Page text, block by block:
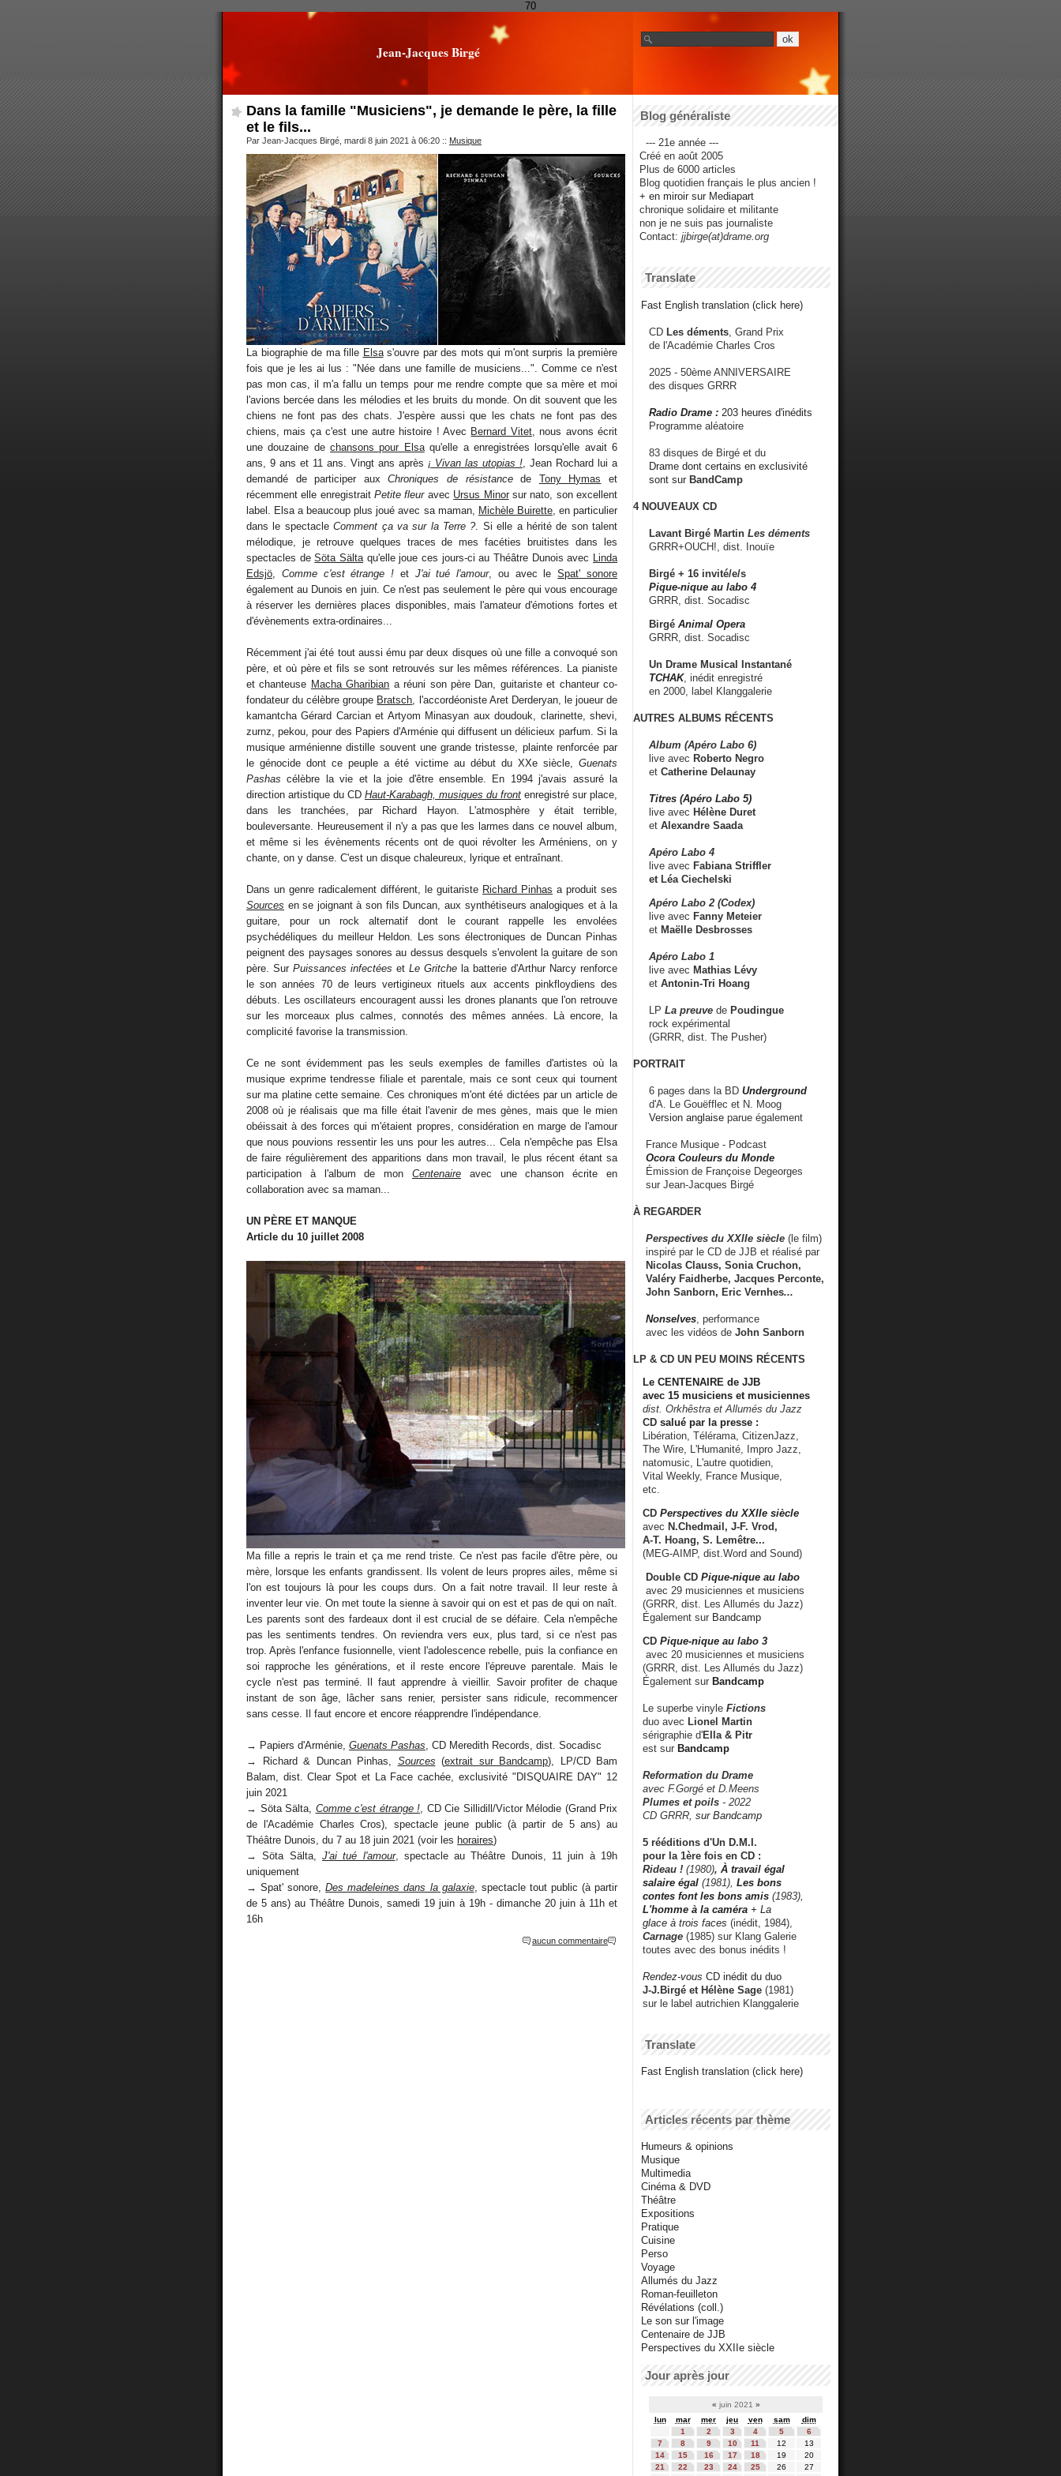
70
Jean-Jacques Birgé
Dans la famille "Musiciens", je demande le père, la fille
et le fils...
Par Jean-Jacques Birgé, mardi 8 juin 2021 à 06:20 :: Musique
La biographie de ma fille Elsas'ouvre par des mots qui m'ont surpris la première
fois que je les ai lus : "Née dans une famille de musiciens...". Comme ce n'est
pas mon cas, il m'a fallu un temps pour me rendre compte que sa mère et moi
l'avions bercée dans les mélodies et les bruits du monde. On dit souvent que les
chiens ne font pas des chats. J'espère aussi que les chats ne font pas des
chiens, mais ça c'est une autre histoire ! Avec Bernard Vitet, nous avons écrit
une douzaine dechansons pour Elsaqu'elle a enregistrées lorsqu'elle avait 6
ans, 9 ans et 11 ans. Vingt ans après ¡ Vivan las utopias ! , Jean Rochard lui a
demandé de participer auxChroniques de résistancede Tony Hymas et
récemment elle enregistraitPetite fleuravec Ursus Minorsur nato, son excellent
label. Elsa a beaucoup plus joué avec sa maman,
Michèle Buirette, en particulier
dans le spectacleComment ça va sur la Terre ?. Si elle a hérité de son talent
mélodique, je retrouve quelques traces de mes facéties bruitistes dans les
spectacles deSöta Sälta qu'elle joue ces jours-ci au Théâtre Dunois avec
Linda
Edsjö
Comme c'est étrange ! et J'ai tué l'amour, ou avec leSpat' sonore
également au Dunois en juin. Ce n'est pas seulement le père qui vous encourage
à réserver les dernières places disponibles, mais l'amateur d'émotions fortes et
d'évènements extra-ordinaires...
Récemment j'ai été tout aussi ému par deux disques où une fille a convoqué son
père, et où père et fils se sont retrouvés sur les mêmes références. La pianiste
et chanteuse Macha Gharibian a réuni son père Dan, guitariste et chanteur co-
fondateur du célèbre groupe Bratsch , l'accordéoniste Aret Derderyan, le joueur de
kamantcha Gérard Carcian et Artyom Minasyan aux doudouk, clarinette, shevi,
zurnz, pekou, pour des Papiers d'Arménie qui diffusent un délicieux parfum. Si la
musique arménienne distille souvent une grande tristesse, plainte renforcée par
le génocide dont ce peuple a été victime au début du XXe siècle, Guenats
Pashas célèbre la vie et la joie d'être ensemble. En 1994 j'avais assuré la
direction artistique du CD Haut-Karabagh, musiques du front enregistré sur place,
dans les tranchées, par Richard Hayon. L'atmosphère y était terrible,
bouleversante. Heureusement il n'y a pas que les larmes dans ce nouvel album,
et même si les évènements récents ont de quoi révolter les Arméniens, on y
chante, on y danse. C'est un disque chaleureux, lyrique et entraînant.
Dans un genre radicalement différent, le guitariste Richard Pinhas a produit ses
Sources en se joignant à son fils Duncan, aux synthétiseurs analogiques et à la
guitare, pour un rock alternatif dont le courant rappelle les envolées
psychédéliques du meilleur Heldon. Les sons électroniques de Duncan Pinhas
peignent des paysages sonores au dessus desquels s'envolent la guitare de son
père. Sur Puissances infectées et Le Gritche la batterie d'Arthur Narcy renforce
le son années 70 de leurs vertigineux rituels aux accents pinkfloydiens des
débuts. Les oscillateurs encouragent aussi les drones planants que l'on retrouve
sur les morceaux plus calmes, connotés des mêmes années. Là encore, la
complicité favorise la transmission.
Ce ne sont évidemment pas les seuls exemples de familles d'artistes où la
musique exprime tendresse filiale et parentale, mais ce sont ceux qui tournent
sur ma platine cette semaine. Ces chroniques m'ont été dictées par un article de
2008 où je réalisais que ma fille était l'avenir de mes gènes, mais que le mien
obéissait à des forces qui m'étaient propres, considération en marge de l'amour
que nous pouvions ressentir les uns pour les autres... Cela n'empêche pas Elsa
de faire régulièrement des apparitions dans mon travail, le plus récent étant sa
participation à l'album de mon Centenaire avec une chanson écrite en
collaboration avec sa maman...
UN PÈRE ET MANQUE
Article du 10 juillet 2008
Ma fille a repris le train et ça me rend triste. Ce n'est pas facile d'être père, ou
mère, lorsque les enfants grandissent. Ils volent de leurs propres ailes, même si
l'on est toujours là pour les coups durs. On a fait notre travail. Il leur reste à
inventer leur vie. On met toute la sienne à savoir qui on est et pas de qui on naît.
Les parents sont des fardeaux dont il est crucial de se défaire. Cela n'empêche
pas les sentiments tendres. On reviendra vers eux, plus tard, si ce n'est pas
trop. Après l'enfance fusionnelle, vient l'adolescence rebelle, puis la confiance en
soi rapproche les générations, et il reste encore l'épreuve parentale. Mais le
cycle n'est pas terminé. Il faut apprendre à vieillir. Savoir profiter de chaque
instant de son âge, lâcher sans renier, persister sans ridicule, recommencer
sans cesse. Il faut encore et encore réapprendre l'indépendance.
→ Papiers d'Arménie, Guenats Pashas , CD Meredith Records, dist. Socadisc
→ Richard & Duncan Pinhas, Sources (extrait sur Bandcamp), LP/CD Bam
Balam, dist. Clear Spot et La Face cachée, exclusivité "DISQUAIRE DAY" 12
juin 2021
→ Söta Sälta, Comme c'est étrange ! , CD Cie Sillidill/Victor Mélodie (Grand Prix
de l'Académie Charles Cros), spectacle jeune public (à partir de 5 ans) au
Théâtre Dunois, du 7 au 18 juin 2021 (voir les horaires)
→ Söta Sälta, J'ai tué l'amour, spectacle au Théâtre Dunois, 11 juin à 19h
uniquement
→ Spat' sonore,Des madeleines dans la galaxie, spectacle tout public (à partir
de 5 ans) au Théâtre Dunois, samedi 19 juin à 19h - dimanche 20 juin à 11h et
16h
aucun commentaire
Blog généraliste
--- 21e année ---
Créé en août 2005
Plus de 6000 articles
Blog quotidien français le plus ancien !
+ en miroir sur Mediapart
chronique solidaire et militante
non je ne suis pas journaliste
Contact: jjbirge(at)drame.org
Translate
Fast English translation (click here)
CD Les déments , Grand Prix
de l'Académie Charles Cros
2025 - 50ème ANNIVERSAIRE
des disques GRRR
Radio Drame : 203 heures d'inédits
Programme aléatoire
83 disques de Birgé et du
Drame dont certains en exclusivité
sont sur BandCamp
4 NOUVEAUX CD
Lavant Birgé Martin Les déments
GRRR+OUCH!, dist. Inouïe
Birgé + 16 invité/e/s
Pique-nique au labo 4
GRRR, dist. Socadisc
Birgé Animal Opera
GRRR, dist. Socadisc
Un Drame Musical Instantané
TCHAK, inédit enregistré
en 2000, label Klanggalerie
AUTRES ALBUMS RÉCENTS
Album (Apéro Labo 6)
live avec Roberto Negro
et Catherine Delaunay
Titres (Apéro Labo 5)
live avec Hélène Duret
et Alexandre Saada
Apéro Labo 4
live avec Fabiana Striffler
et Léa Ciechelski
Apéro Labo 2 (Codex)
live avec Fanny Meteier
et Maëlle Desbrosses
Apéro Labo 1
live avec Mathias Lévy
et Antonin-Tri Hoang
LP La preuve de Poudingue
rock expérimental
(GRRR, dist. The Pusher)
PORTRAIT
6 pages dans la BD Underground
d'A. Le Gouëfflec et N. Moog
Version anglaise parue également
France Musique - Podcast
Ocora Couleurs du Monde
Émission de Françoise Degeorges
sur Jean-Jacques Birgé
À REGARDER
Perspectives du XXIIe siècle (le film)
inspiré par le CD de JJB et réalisé par
Nicolas Clauss, Sonia Cruchon,
Valéry Faidherbe, Jacques Perconte,
John Sanborn, Eric Vernhes...
Nonselves , performance
avec les vidéos de John Sanborn
LP & CD UN PEU MOINS RÉCENTS
Le CENTENAIRE de JJB
avec 15 musiciens et musiciennes
dist. Orkhêstra et Allumés du Jazz
CD salué par la presse :
Libération, Télérama, CitizenJazz,
The Wire, L'Humanité, Impro Jazz,
natomusic, L'autre quotidien,
Vital Weekly, France Musique,
etc.
CD Perspectives du XXIIe siècle
avec N.Chedmail, J-F. Vrod,
A-T. Hoang, S. Lemêtre...
(MEG-AIMP, dist.Word and Sound)
Double CD Pique-nique au labo
avec 29 musiciennes et musiciens
(GRRR, dist. Les Allumés du Jazz)
Également sur Bandcamp
CD Pique-nique au labo 3
avec 20 musiciennes et musiciens
(GRRR, dist. Les Allumés du Jazz)
Également sur Bandcamp
Le superbe vinyle Fictions
duo avec Lionel Martin
sérigraphie d'Ella & Pitr
est sur Bandcamp
Reformation du Drame
avec F.Gorgé et D.Meens
Plumes et poils - 2022
CD GRRR, sur Bandcamp
5 rééditions d'Un D.M.I.
pour la 1ère fois en CD :
Rideau ! (1980), À travail égal
salaire égal (1981), Les bons
contes font les bons amis (1983),
L'homme à la caméra + La
glace à trois faces (inédit, 1984),
Carnage (1985) sur Klang Galerie
toutes avec des bonus inédits !
Rendez-vous CD inédit du duo
J-J.Birgé et Hélène Sage (1981)
sur le label autrichien Klanggalerie
Translate
Fast English translation (click here)
Articles récents par thème
Humeurs & opinions
Musique
Multimedia
Cinéma & DVD
Théâtre
Expositions
Pratique
Cuisine
Perso
Voyage
Allumés du Jazz
Roman-feuilleton
Révélations (coll.)
Le son sur l'image
Centenaire de JJB
Perspectives du XXIIe siècle
Jour après jour
« juin 2021 »
lun
mar mer jeu ven sam
dim
1
2 3 4 5
6
7
8 9 10 11 12
13
14
15 16 17 18 19
20
21
22 23 24 25 26
27